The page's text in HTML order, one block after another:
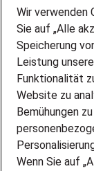
DEINE
DEINE
PARTNERSHIP
INITIATIV
ÜBER UNS
STANDORTE
BLOG
Wir verwenden
Sie auf „Alle
Speicherung
Leistung
Funktionalität
Website zu
Bemühungen
Wenn Sie auf